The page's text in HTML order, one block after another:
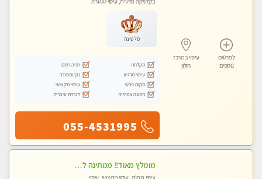
לפרטים
נוספים
עיסוי במרכז
חולון
בקלניקה פרטית, עיסוי טנטרה
פלטינה
מקלחת
חניה חינם
עיסוי מרגיע
נקי ומסודר
מקום פרטי
עיסוי מקצועי
תמונה אמיתית
דוברת עיברית
055-4531995
מומלץ מאוד!! ממתינה לך שתגיע מעסה פרטית בוא ותבין מזה עיסוי מפנק … ❤️